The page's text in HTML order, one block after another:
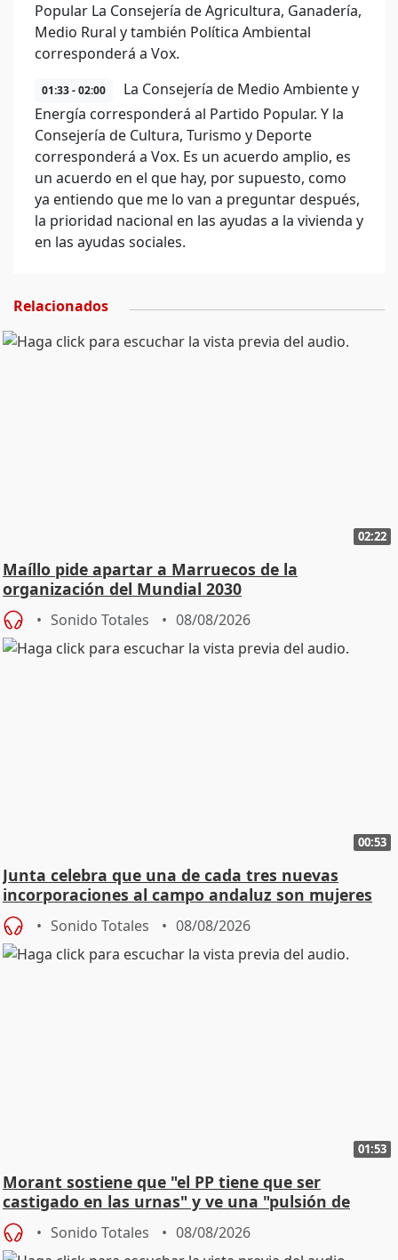
Popular La Consejería de Agricultura, Ganadería,
Medio Rural y también Política Ambiental
corresponderá a Vox.
01:33 - 02:00
La Consejería de Medio Ambiente y
Energía corresponderá al Partido Popular. Y la
Consejería de Cultura, Turismo y Deporte
corresponderá a Vox. Es un acuerdo amplio, es
un acuerdo en el que hay, por supuesto, como
ya entiendo que me lo van a preguntar después,
la prioridad nacional en las ayudas a la vivienda y
en las ayudas sociales.
Relacionados
02:22
Maíllo pide apartar a Marruecos de la
organización del Mundial 2030
Sonido Totales 08/08/2026
00:53
Junta celebra que una de cada tres nuevas
incorporaciones al campo andaluz son mujeres
jóvenes
Sonido Totales 08/08/2026
01:53
Morant sostiene que "el PP tiene que ser
castigado en las urnas" y ve una "pulsión de
cambio"
Sonido Totales 08/08/2026